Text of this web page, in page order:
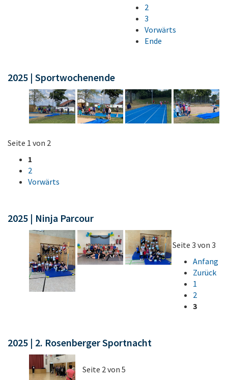
2
3
Vorwärts
Ende
2025 | Sportwochenende
Seite 1 von 2
1
2
Vorwärts
2025 | Ninja Parcour
Seite 3 von 3
Anfang
Zurück
1
2
3
2025 | 2. Rosenberger Sportnacht
Seite 2 von 5